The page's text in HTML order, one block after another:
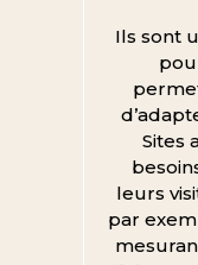
Ils sont
Sites
leurs
par